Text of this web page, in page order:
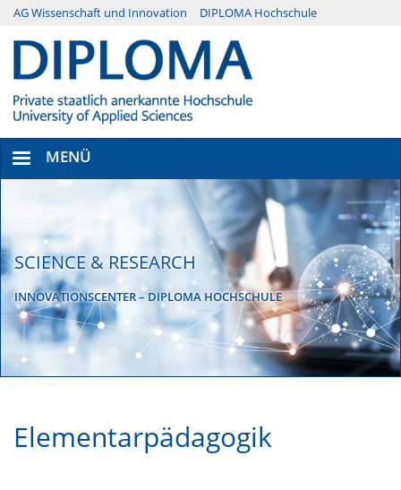
Direkt
Inhalt
Secondary
AG Wissenschaft und Innovation DIPLOMA Hochschule
MENÜ
SCIENCE & RESEARCH
INNOVATIONSCENTER – DIPLOMA HOCHSCHULE
Elementarpädagogik